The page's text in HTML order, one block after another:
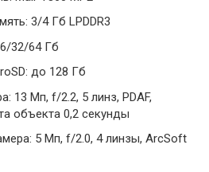
3/4 Гб LPDDR3
32/64 Гб
до 128 Гб
13 Мп, f/2.2, 5 линз, PDAF,
объекта 0,2 секунды
5 Мп, f/2.0, 4 линзы, ArcSoft